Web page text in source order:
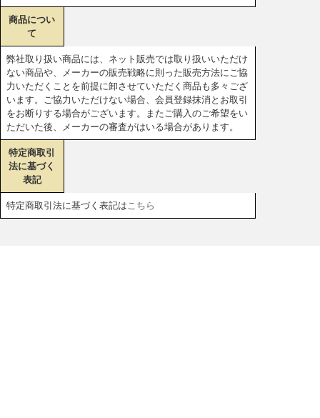
商品につい
て
弊社取り扱い商品には、ネット販売では取り扱いいただけ
ない商品や、メーカーの販売戦略に則った販売方法にご協
力いただくことを前提に卸させていただく商品も多々ござ
います。ご協力いただけない場合、会員登録抹消とお取引
をお断りする場合がございます。またご購入のご希望をい
ただいた後、メーカーの審査がはいる場合があります。
特定商取引
法に基づく
表記
特定商取引法に基づく表記は こちら